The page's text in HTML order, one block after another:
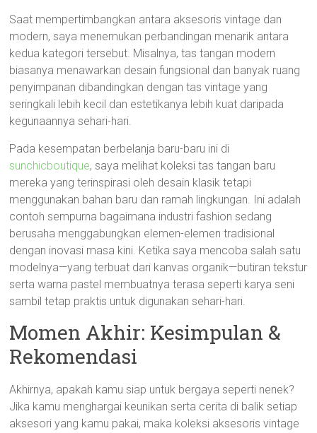
Saat mempertimbangkan antara aksesoris vintage dan
modern, saya menemukan perbandingan menarik antara
kedua kategori tersebut. Misalnya, tas tangan modern
biasanya menawarkan desain fungsional dan banyak ruang
penyimpanan dibandingkan dengan tas vintage yang
seringkali lebih kecil dan estetikanya lebih kuat daripada
kegunaannya sehari-hari.
Pada kesempatan berbelanja baru-baru ini di
sunchicboutique, saya melihat koleksi tas tangan baru
mereka yang terinspirasi oleh desain klasik tetapi
menggunakan bahan baru dan ramah lingkungan. Ini adalah
contoh sempurna bagaimana industri fashion sedang
berusaha menggabungkan elemen-elemen tradisional
dengan inovasi masa kini. Ketika saya mencoba salah satu
modelnya—yang terbuat dari kanvas organik—butiran tekstur
serta warna pastel membuatnya terasa seperti karya seni
sambil tetap praktis untuk digunakan sehari-hari.
Momen Akhir: Kesimpulan &
Rekomendasi
Akhirnya, apakah kamu siap untuk bergaya seperti nenek?
Jika kamu menghargai keunikan serta cerita di balik setiap
aksesori yang kamu pakai, maka koleksi aksesoris vintage